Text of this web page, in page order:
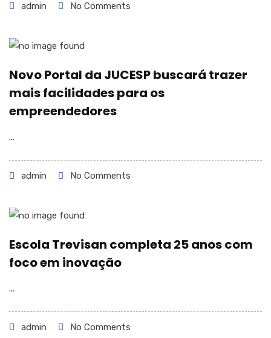
admin No Comments
Novo Portal da JUCESP buscará trazer
mais facilidades para os
empreendedores
...
admin No Comments
Escola Trevisan completa 25 anos com
foco em inovação
...
admin No Comments